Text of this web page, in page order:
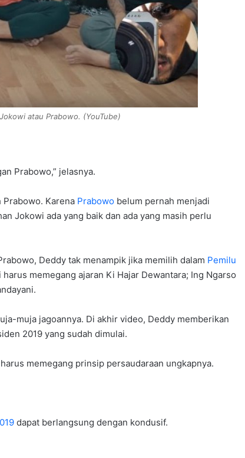
atau Prabowo. (YouTube)
Prabowo,” jelasnya.
Karena Prabowo belum pernah menjadi
Jokowi ada yang baik dan ada yang masih perlu
Deddy tak menampik jika memilih dalam Pemilu
memegang ajaran Ki Hajar Dewantara; Ing Ngarso
muja jagoannya. Di akhir video, Deddy memberikan
2019 yang sudah dimulai.
memegang prinsip persaudaraan ungkapnya.
dapat berlangsung dengan kondusif.